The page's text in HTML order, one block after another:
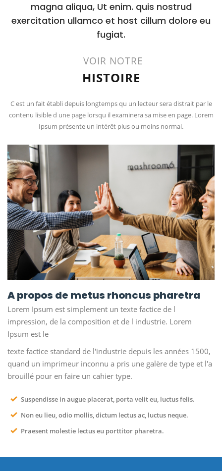
magna aliqua, Ut enim. quis nostrud
exercitation ullamco et host cillum dolore eu
fugiat.
VOIR NOTRE
HISTOIRE
C est un fait établi depuis longtemps qu un lecteur sera distrait par le
contenu lisible d une page lorsqu il examinera sa mise en page. Lorem
Ipsum présente un intérêt plus ou moins normal.
A propos de metus rhoncus pharetra
Lorem Ipsum est simplement un texte factice de l
impression, de la composition et de l industrie. Lorem
Ipsum est le
texte factice standard de l'industrie depuis les années 1500,
quand un imprimeur inconnu a pris une galère de type et l'a
brouillé pour en faire un cahier type.
Suspendisse in augue placerat, porta velit eu, luctus felis.
Non eu lieu, odio mollis, dictum lectus ac, luctus neque.
Praesent molestie lectus eu porttitor pharetra.